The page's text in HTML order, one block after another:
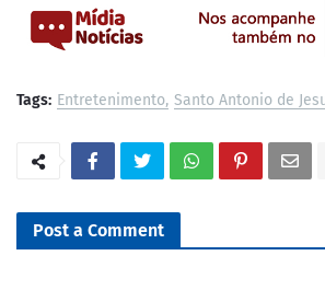
Tags: Entretenimento Santo Antonio de
Post a Comment